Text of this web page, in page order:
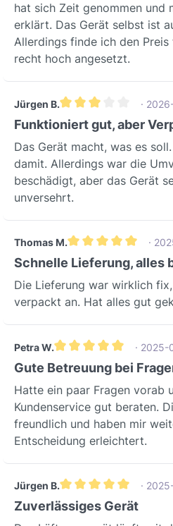
hat sich Zeit genommen und
erklärt. Das Gerät selbst ist
Allerdings finde ich den
recht hoch angesetzt.
Jürgen B.
Durchschnittliche
·
Funktioniert gut, aber
Das Gerät macht, was es
damit. Allerdings war die
beschädigt, aber das Gerät
unversehrt.
Thomas M.
Durchschnittliche
·
Schnelle Lieferung, alles
Die Lieferung war wirklich
verpackt an. Hat alles gut
Petra W.
Durchschnittliche
·
Gute Betreuung bei
Hatte ein paar Fragen vorab
Kundenservice gut beraten.
freundlich und haben mir
Entscheidung erleichtert.
Jürgen B.
Durchschnittliche
·
Zuverlässiges Gerät